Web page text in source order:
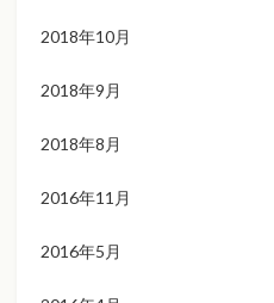
2018年10月
2018年9月
2018年8月
2016年11月
2016年5月